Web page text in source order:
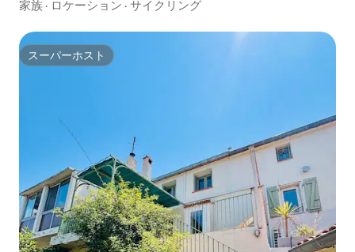
家族 · ロケーション · サイクリング
スーパーホスト
スーパーホスト